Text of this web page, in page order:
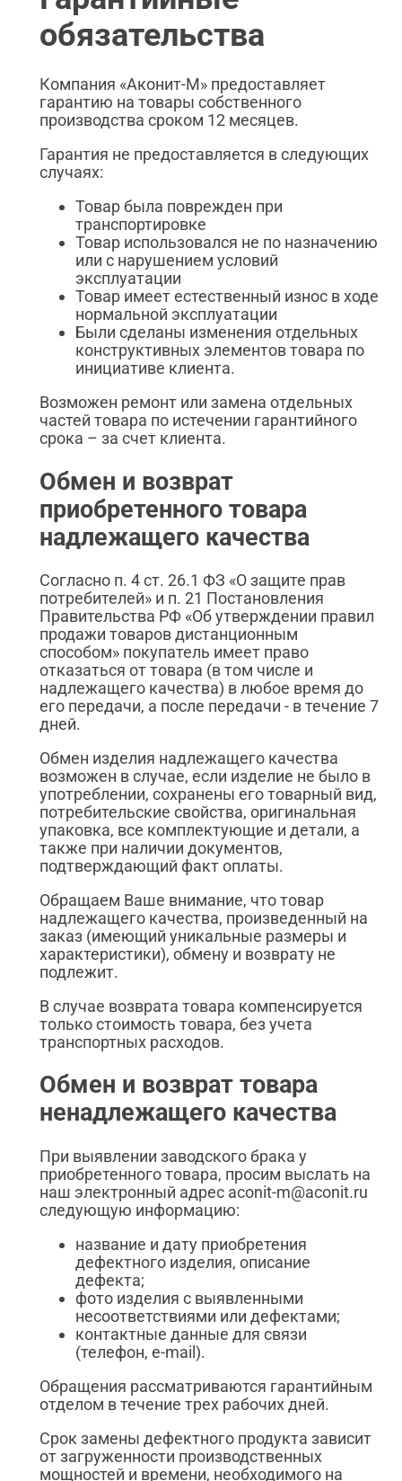
обязательства
Компания «Аконит-М» предоставляет
гарантию на товары собственного
производства сроком 12 месяцев.
Гарантия не предоставляется в следующих
случаях:
Товар была поврежден при
транспортировке
Товар использовался не по назначению
или с нарушением условий
эксплуатации
Товар имеет естественный износ в ходе
нормальной эксплуатации
Были сделаны изменения отдельных
конструктивных элементов товара по
инициативе клиента.
Возможен ремонт или замена отдельных
частей товара по истечении гарантийного
срока – за счет клиента.
Обмен и возврат
приобретенного товара
надлежащего качества
Согласно п. 4 ст. 26.1 ФЗ «О защите прав
потребителей» и п. 21 Постановления
Правительства РФ «Об утверждении правил
продажи товаров дистанционным
способом» покупатель имеет право
отказаться от товара (в том числе и
надлежащего качества) в любое время до
его передачи, а после передачи - в течение 7
дней.
Обмен изделия надлежащего качества
возможен в случае, если изделие не было в
употреблении, сохранены его товарный вид,
потребительские свойства, оригинальная
упаковка, все комплектующие и детали, а
также при наличии документов,
подтверждающий факт оплаты.
Обращаем Ваше внимание, что товар
надлежащего качества, произведенный на
заказ (имеющий уникальные размеры и
характеристики), обмену и возврату не
подлежит.
В случае возврата товара компенсируется
только стоимость товара, без учета
транспортных расходов.
Обмен и возврат товара
ненадлежащего качества
При выявлении заводского брака у
приобретенного товара, просим выслать на
наш электронный адрес aconit-m@aconit.ru
следующую информацию:
название и дату приобретения
дефектного изделия, описание
дефекта;
фото изделия с выявленными
несоответствиями или дефектами;
контактные данные для связи
(телефон, e-mail).
Обращения рассматриваются гарантийным
отделом в течение трех рабочих дней.
Срок замены дефектного продукта зависит
от загруженности производственных
мощностей и времени, необходимого на